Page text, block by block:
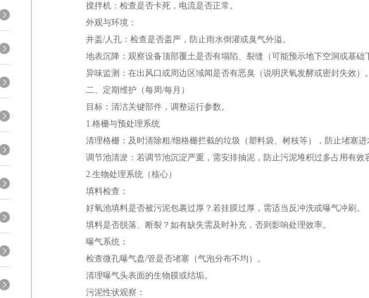
搅拌机：检查是否卡死，电流是否正常。
外观与环境：
井盖/人孔：检查是否盖严，防止雨水倒灌或臭气外溢。
地表沉降：观察设备顶部覆土是否有塌陷、裂缝（可能预示地下空洞或基础
异味监测：在出风口或周边区域闻是否有恶臭（说明厌氧发酵或密封失效）。
二、定期维护（每周/每月）
目标：清洁关键部件，调整运行参数。
1.格栅与预处理系统
清理格栅：及时清除粗/细格栅拦截的垃圾（塑料袋、树枝等），防止堵塞进
调节池清淤：若调节池沉淀严重，需安排抽泥，防止污泥堆积过多占用有效
2.生物处理系统（核心）
填料检查：
好氧池填料是否被污泥包裹过厚？若挂膜过厚，需适当反冲洗或曝气冲刷。
填料是否脱落、断裂？如有缺失需及时补充，否则影响处理效率。
曝气系统：
检查微孔曝气盘/管是否堵塞（气泡分布不均）。
清理曝气头表面的生物膜或结垢。
污泥性状观察：